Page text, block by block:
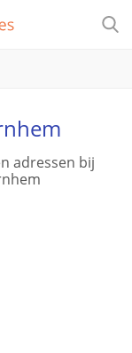
adressen bij